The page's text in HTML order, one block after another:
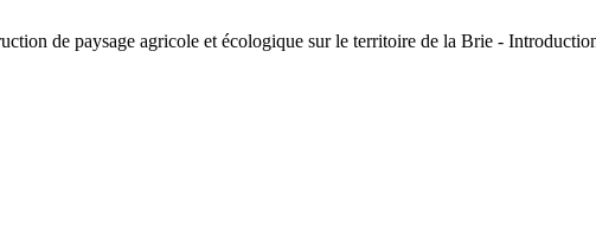
de paysage agricole et écologique sur le territoire de la Brie -